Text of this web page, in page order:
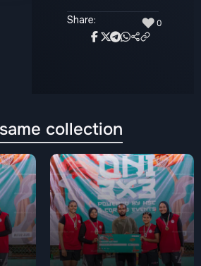
Share: ♥ 0
collection